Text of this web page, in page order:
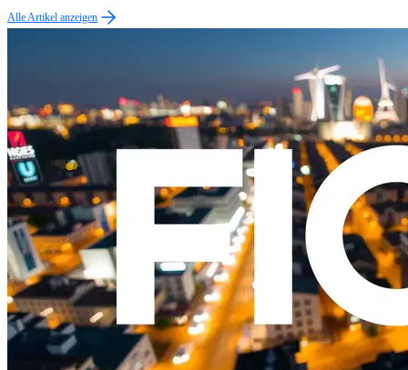
Alle Artikel anzeigen